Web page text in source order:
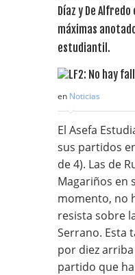
Díaz y De
máximas
estudiantil.
en Noticias
El Asefa
sus partidos
de 4). Las de
Magariños en
momento, no
resista sobre
Serrano. Esta
por diez arriba
partido que